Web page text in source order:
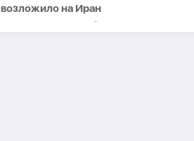
возложило на Иран
ответственность за атаки на суда